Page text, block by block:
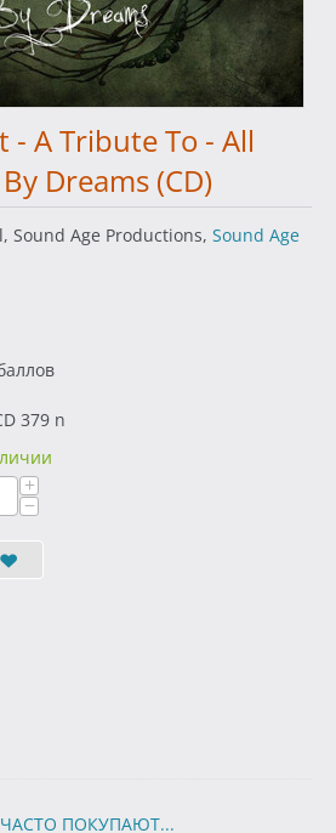
- A Tribute To - All
Dreams (CD)
Sound Age Productions, Sound Age
379 n
+
−
ПОКУПАЮТ...